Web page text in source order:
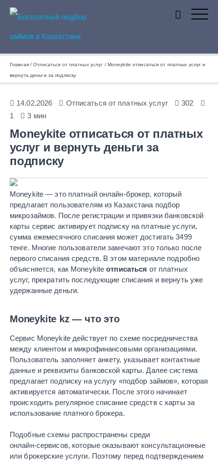
Бесплатный подбор займов в
Казахстане
Главная/Отписаться от платных услуг / Moneykite отписаться от платных услуг и
вернуть деньги за подписку
14.02.2026 Отписаться от платных услуг
302
1
3 мин
Moneykite отписаться от платных
услуг и вернуть деньги за
подписку
Moneykite — это платный онлайн‑брокер, который
предлагает пользователям из Казахстана подбор
микрозаймов. После регистрации и привязки банковской
карты сервис активирует подписку на платные услуги,
сумма ежемесячного списания может достигать 3499
тенге. Многие пользователи замечают это только после
первого списания средств. В этом материале подробно
объясняется, как Moneykite отписаться от платных
услуг, прекратить последующие списания и вернуть уже
удержанные деньги.
Moneykite kz — что это
Сервис Moneykite действует по схеме посредничества
между клиентом и микрофинансовыми организациями.
Пользователь заполняет анкету, указывает контактные
данные и реквизиты банковской карты. Далее система
предлагает подписку на услугу «подбор займов», которая
активируется автоматически. После этого начинает
происходить регулярное списание средств с карты за
использование платного брокера.
Подобные схемы распространены среди
онлайн‑сервисов, которые оказывают консультационные
или брокерские услуги. Поэтому перед подтверждением